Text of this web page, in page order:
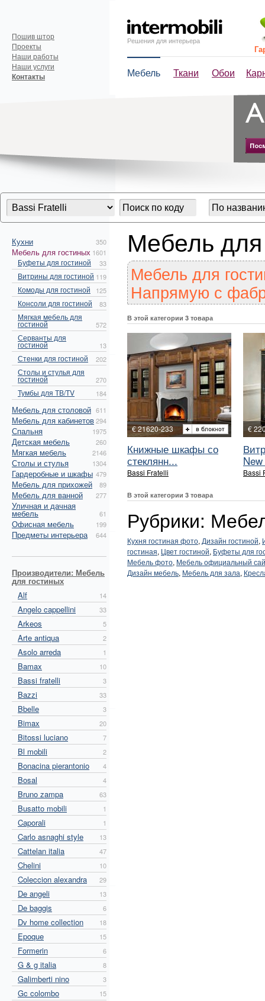
Решения для интерьера
Мебель Ткани Обои
Пошив штор
Проекты
Наши работы
Наши услуги
Контакты
Кухни 350
Мебель для гостиных 1601
Буфеты для гостиной 33
Витрины для гостиной 119
Комоды для гостиной 125
Консоли для гостиной 83
Мягкая мебель для
гостиной 572
Серванты для
гостиной 13
Стенки для гостиной 202
Столы и стулья для
гостиной 270
Тумбы для ТВ/TV 184
Мебель для столовой 611
Мебель для кабинетов294
Спальня 1975
Детская мебель 260
Мягкая мебель 2146
Столы и стулья 1304
Гардеробные и шкафы 479
Мебель для прихожей 89
Мебель для ванной 277
Уличная и дачная
мебель 61
Офисная мебель 199
Предметы интерьера 644
Производители: Мебель
для гостиных
Alf
14
Angelo cappellini 33
Arkeos 5
Arte antiqua 2
Asolo arreda 1
Bamax 10
Bassi fratelli 3
Bazzi 33
Bbelle 3
Bimax 20
Bitossi luciano 7
Bl mobili 2
Bonacina pierantonio 4
Bosal 4
Bruno zampa 63
Busatto mobili 1
Caporali 1
Carlo asnaghi style 13
Cattelan italia 47
Chelini 10
Coleccion alexandra 29
De angeli 13
De baggis 6
Dv home collection 18
Epoque 15
Formerin 6
G & g italia 8
Galimberti nino 3
Gc colombo 15
Мебель
Мебель для
Напрямую с
В этой категории 3 товара
€ 21620-233
Книжные шкафы со
стеклянн...
Bassi Fratelli
€
Bassi
В этой категории 3 товара
Рубрики:
Кухня гостиная фото, Дизайн гостиной,
гостиная, Цвет гостиной, Буфеты для
Мебель фото, Мебель официальный
Дизайн мебель, Мебель для зала,